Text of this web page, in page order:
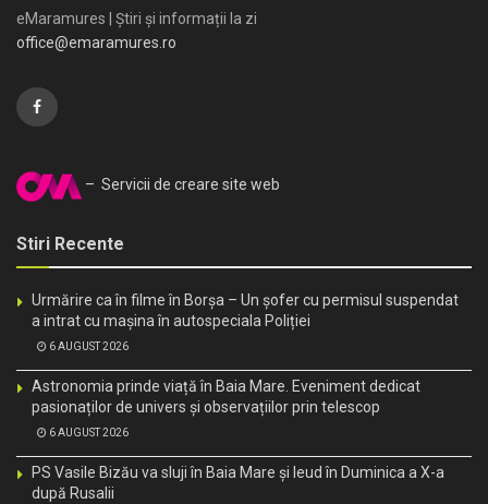
eMaramures | Știri și informații la zi
office@emaramures.ro
– Servicii de creare site web
Stiri Recente
Urmărire ca în filme în Borșa – Un șofer cu permisul suspendat
a intrat cu mașina în autospeciala Poliției
6 AUGUST 2026
Astronomia prinde viață în Baia Mare. Eveniment dedicat
pasionaților de univers și observațiilor prin telescop
6 AUGUST 2026
PS Vasile Bizău va sluji în Baia Mare și Ieud în Duminica a X-a
după Rusalii